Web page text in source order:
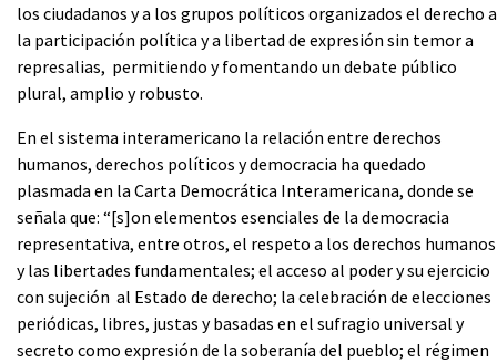
los ciudadanos y a los grupos políticos organizados el derecho a
la participación política y a libertad de expresión sin temor a
represalias, permitiendo y fomentando un debate público
plural, amplio y robusto.
En el sistema interamericano la relación entre derechos
humanos, derechos políticos y democracia ha quedado
plasmada en la Carta Democrática Interamericana, donde se
señala que: “[s]on elementos esenciales de la democracia
representativa, entre otros, el respeto a los derechos humanos
y las libertades fundamentales; el acceso al poder y su ejercicio
con sujeción al Estado de derecho; la celebración de elecciones
periódicas, libres, justas y basadas en el sufragio universal y
secreto como expresión de la soberanía del pueblo; el régimen